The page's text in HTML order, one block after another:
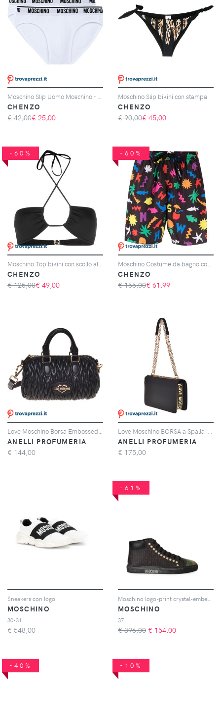
CHENZO
€ 42,00€ 25,00
Moschino Slip bikini con stampa
CHENZO
€ 90,00€ 45,00
-60%
CHENZO
€ 125,00€ 49,00
-60%
CHENZO
€ 155,00€ 61,99
ANELLI PROFUMERIA
€ 144,00
ANELLI PROFUMERIA
€ 175,00
Sneakers con logo
MOSCHINO
30-31
€ 548,00
-61%
MOSCHINO
37
€ 396,00 € 154,00
-40% -10%